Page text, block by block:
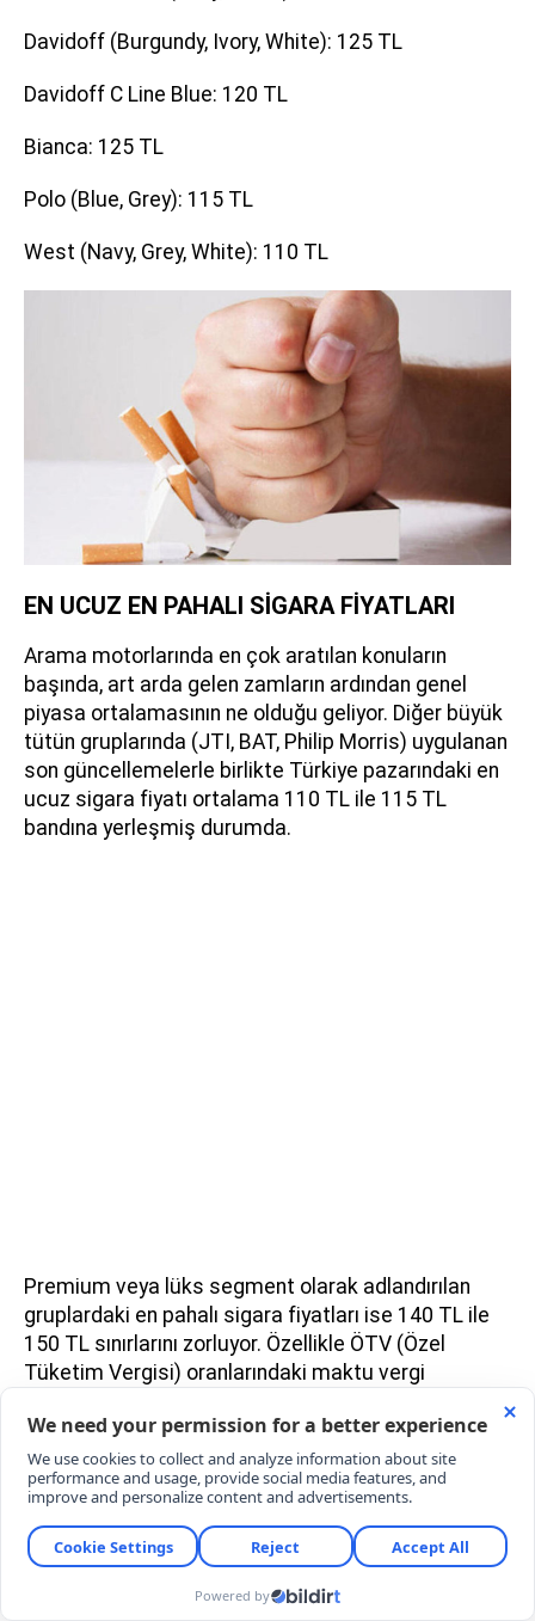
Davidoff (Burgundy, Ivory, White): 125 TL
Davidoff C Line Blue: 120 TL
Bianca: 125 TL
Polo (Blue, Grey): 115 TL
West (Navy, Grey, White): 110 TL
EN UCUZ EN PAHALI SİGARA FİYATLARI
Arama motorlarında en çok aratılan konuların
başında, art arda gelen zamların ardından genel
piyasa ortalamasının ne olduğu geliyor. Diğer büyük
tütün gruplarında (JTI, BAT, Philip Morris) uygulanan
son güncellemelerle birlikte Türkiye pazarındaki en
ucuz sigara fiyatı ortalama 110 TL ile 115 TL
bandına yerleşmiş durumda.
Premium veya lüks segment olarak adlandırılan
gruplardaki en pahalı sigara fiyatları ise 140 TL ile
150 TL sınırlarını zorluyor. Özellikle ÖTV (Özel
Tüketim Vergisi) oranlarındaki maktu vergi
yansımasına neden oluyor.
SİGARAYA BİR DAHA ZAM NE ZAMAN
Sektör temsilcileri, enflasyon rakamları ve maliyet
artışları devam ettiği sürece yılın son çeyreğinde